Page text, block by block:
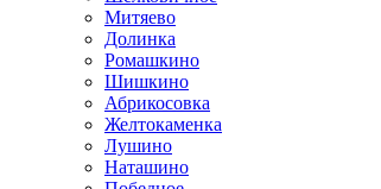
Митяево
Долинка
Ромашкино
Шишкино
Абрикосовка
Желтокаменка
Лушино
Наташино